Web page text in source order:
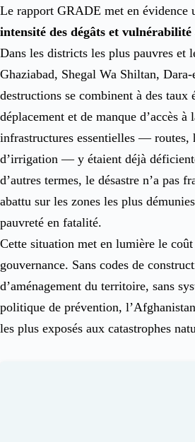
Le rapport GRADE met en évidence
intensité des dégâts et vulnérabilité
Dans les districts les plus pauvres et
Ghaziabad, Shegal Wa Shiltan,
destructions se combinent à des taux
déplacement et de manque d’accès à
infrastructures essentielles — routes,
d’irrigation — y étaient déjà
d’autres termes, le désastre n’a pas
abattu sur les zones les plus
pauvreté en fatalité.
Cette situation met en lumière le coût
gouvernance. Sans codes de
d’aménagement du territoire, sans
politique de prévention,
les plus exposés aux catastrophes